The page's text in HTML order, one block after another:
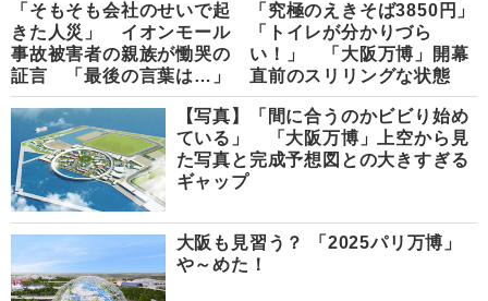
「そもそも会社のせいで起
きた人災」 イオンモール
事故被害者の親族が慟哭の
証言 「最後の言葉は…」
「究極のえきそば3850円」
「トイレが分かりづら
い！」 「大阪万博」開幕
直前のスリリングな状態
【写真】「間に合うのかビビり始め
ている」 「大阪万博」上空から見
た写真と完成予想図との大きすぎる
ギャップ
大阪も見習う？ 「2025パリ万博」
や～めた！